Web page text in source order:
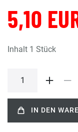
5,10
Inhalt 1 Stück
IN DEN